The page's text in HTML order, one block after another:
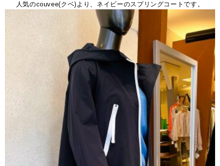
人気のcouvee(クベ)より、ネイビーのスプリングコートです。